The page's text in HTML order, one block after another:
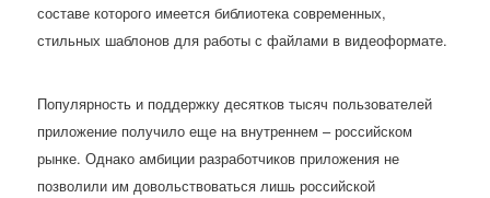
составе которого имеется библиотека современных,
стильных шаблонов для работы с файлами в видеоформате.
Популярность и поддержку десятков тысяч пользователей
приложение получило еще на внутреннем – российском
рынке. Однако амбиции разработчиков приложения не
позволили им довольствоваться лишь российской